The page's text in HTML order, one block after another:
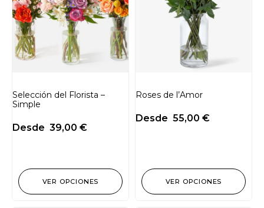
Selección del Florista –
Simple
Desde 39,00 €
VER OPCIONES
Roses de l’Amor
Desde 55,00 €
VER OPCIONES